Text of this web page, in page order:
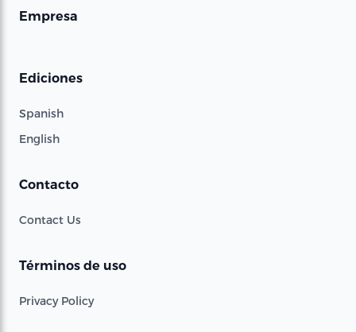
Empresa
Ediciones
Spanish
English
Contacto
Contact Us
Términos de uso
Privacy Policy